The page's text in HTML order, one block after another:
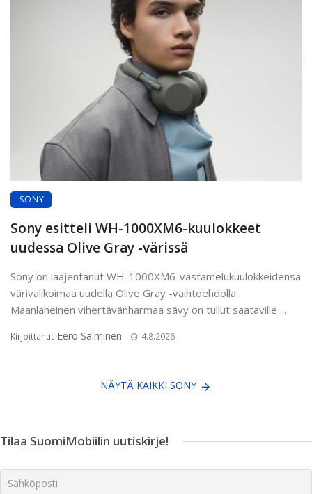
SONY
Sony esitteli WH-1000XM6-kuulokkeet
uudessa Olive Gray -värissä
Sony on laajentanut WH-1000XM6-vastamelukuulokkeidensa
värivalikoimaa uudella Olive Gray -vaihtoehdolla.
Maanläheinen vihertävänharmaa sävy on tullut saataville ...
Kirjoittanut Eero Salminen 4.8.2026
NÄYTÄ KAIKKI SONY
Tilaa SuomiMobiilin uutiskirje!